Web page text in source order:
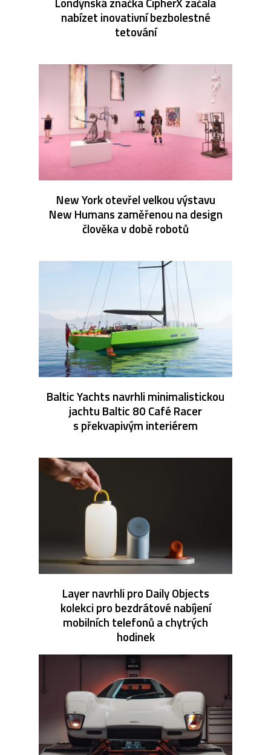
nabízet inovativní bezbolestné
tetování
New York otevřel velkou výstavu
New Humans zaměřenou na design
člověka v době robotů
Baltic Yachts navrhli minimalistickou
jachtu Baltic 80 Café Racer
s překvapivým interiérem
Layer navrhli pro Daily Objects
kolekci pro bezdrátové nabíjení
mobilních telefonů a chytrých
hodinek